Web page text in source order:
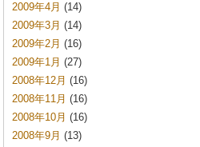
2009年4月 (14)
2009年3月 (14)
2009年2月 (16)
2009年1月 (27)
2008年12月 (16)
2008年11月 (16)
2008年10月 (16)
2008年9月 (13)